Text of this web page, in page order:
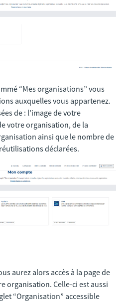
“Mes organisations” vous
auxquelles vous appartenez.
de : l’image de votre
votre organisation, de la
ainsi que le nombre de
déclarées.
aurez alors accès à la page de
organisation. Celle-ci est aussi
“Organisation” accessible